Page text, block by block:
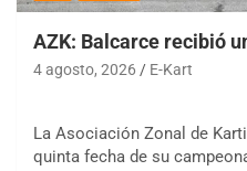
AZK: Balcarce recibió
4 agosto, 2026 E-Kart
La Asociación Zonal de
quinta fecha de su